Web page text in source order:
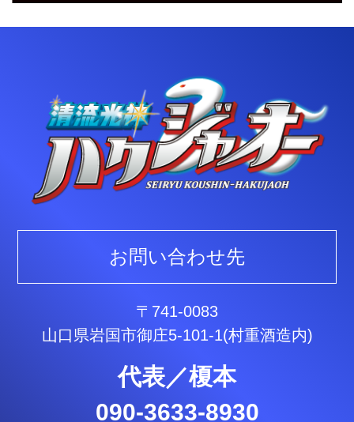
お問い合わせ先
〒741-0083
山口県岩国市御庄5-101-1(村重酒造内)
代表／榎本
090-3633-8930